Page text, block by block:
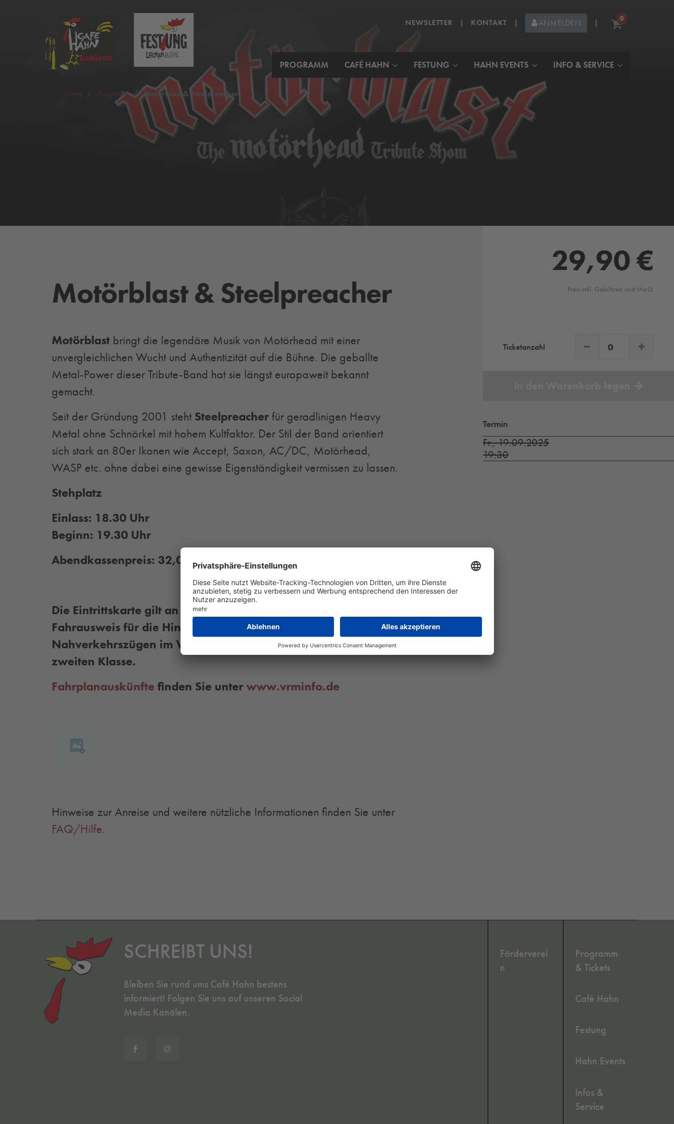
NEWSLETTER | KONTAKT | ANMELDEN | 0
PROGRAMM CAFÉ HAHN FESTUNG HAHN EVENTS INFO & SERVICE
Home Programm Motörblast & Steelpreacher
29,90 €
Preis inkl. Gebühren und MwSt.
Ticketanzahl
Termin
Fr., 19.09.2025
19:30
Motörblast & Steelpreacher
Motörblast bringt die legendäre Musik von Motörhead mit einer
unvergleichlichen Wucht und Authentizität auf die Bühne. Die geballte
Metal-Power dieser Tribute-Band hat sie längst europaweit bekannt
gemacht.
Seit der Gründung 2001 steht Steelpreacher für geradlinigen Heavy
Metal ohne Schnörkel mit hohem Kultfaktor. Der Stil der Band orientiert
sich stark an 80er Ikonen wie Accept, Saxon, AC/DC, Motörhead,
WASP etc. ohne dabei eine gewisse Eigenständigkeit vermissen zu lassen.
Stehplatz
Einlass: 18.30 Uhr
Beginn: 19.30 Uhr
Abendkassenpreis: 32,00 €
Die Eintrittskarte gilt an dem Veranstaltungstag als VRM-
Fahrausweis für die Hin- und Rückfahrt mit allen Bussen und
Nahverkehrszügen im Verkehrsverbund Rhein-Mosel in der
zweiten Klasse.
Fahrplanauskünfte finden Sie unterwww.vrminfo.de
Hinweise zur Anreise und weitere nützliche Informationen finden Sie unter
FAQ/Hilfe.
SCHREIBT UNS!
Bleiben Sie rund ums Café Hahn bestens
informiert! Folgen Sie uns auf unseren Social
Media Kanälen.
Förderverei
n
Programm
& Tickets
Café Hahn
Festung
Hahn Events
Infos &
Service